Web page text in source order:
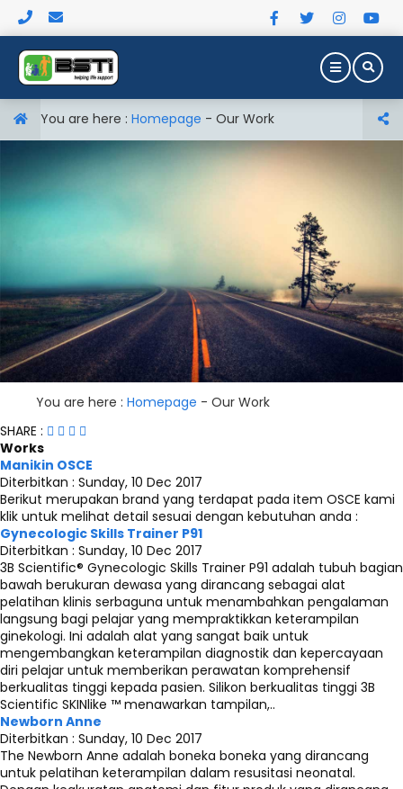
You are here : Homepage - Our Work
You are here : Homepage - Our Work
SHARE :
Works
Manikin OSCE
Diterbitkan : Sunday, 10 Dec 2017
Berikut merupakan brand yang terdapat pada item OSCE kami
klik untuk melihat detail sesuai dengan kebutuhan anda :
Gynecologic Skills Trainer P91
Diterbitkan : Sunday, 10 Dec 2017
3B Scientific® Gynecologic Skills Trainer P91 adalah tubuh bagian
bawah berukuran dewasa yang dirancang sebagai alat
pelatihan klinis serbaguna untuk menambahkan pengalaman
langsung bagi pelajar yang mempraktikkan keterampilan
ginekologi. Ini adalah alat yang sangat baik untuk
mengembangkan keterampilan diagnostik dan kepercayaan
diri pelajar untuk memberikan perawatan komprehensif
berkualitas tinggi kepada pasien. Silikon berkualitas tinggi 3B
Scientific SKINlike ™ menawarkan tampilan,..
Newborn Anne
Diterbitkan : Sunday, 10 Dec 2017
The Newborn Anne adalah boneka boneka yang dirancang
untuk pelatihan keterampilan dalam resusitasi neonatal.